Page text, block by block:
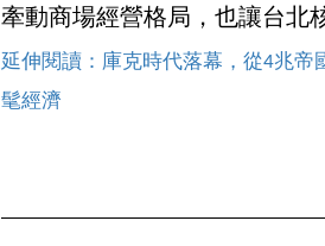
牽動商場經營格局，也讓台北
延伸閱讀：庫克時代落幕，從4兆帝
髦經濟